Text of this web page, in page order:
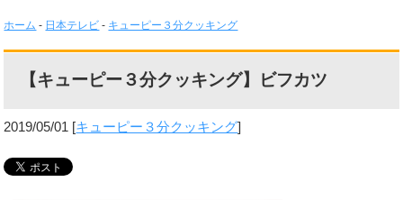
ホーム - 日本テレビ - キューピー３分クッキング
【キューピー３分クッキング】ビフカツ
2019/05/01 [キューピー３分クッキング]